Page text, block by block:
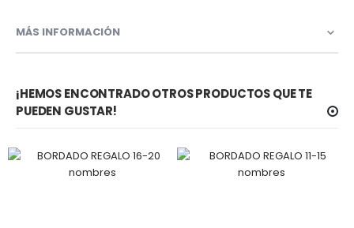
MÁS INFORMACIÓN
¡HEMOS ENCONTRADO OTROS PRODUCTOS QUE TE
PUEDEN GUSTAR!